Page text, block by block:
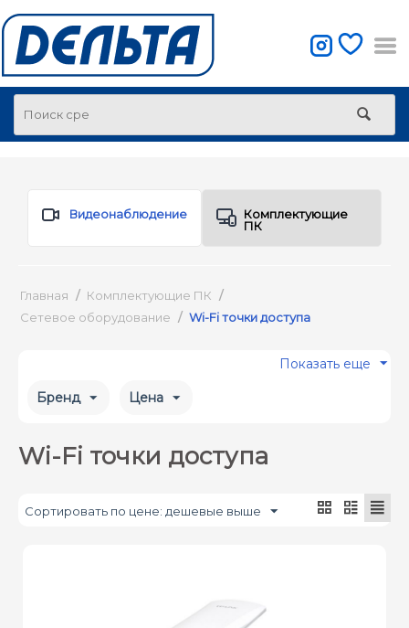
Видеонаблюдение
Комплектующие
ПК
Главная / Комплектующие ПК /
Сетевое оборудование / Wi-Fi точки доступа
Показать еще
Бренд Цена
Wi-Fi точки доступа
Сортировать по цене: дешевые выше